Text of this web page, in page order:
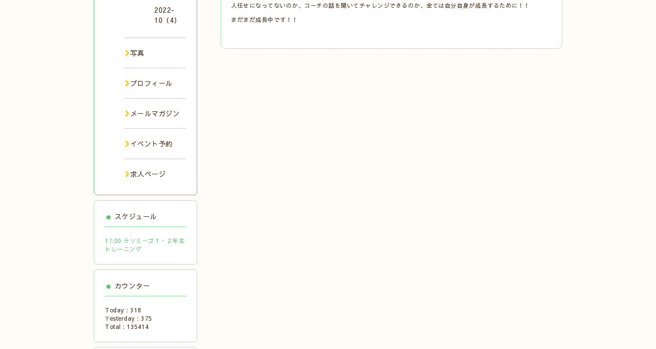
人任せになってないのか、コーチの話を聞いてチャレンジできるのか、全ては自分自身が成長するために！！
まだまだ成長中です！！
2022-
10（4）
写真
プロフィール
メールマガジン
イベント予約
求人ページ
スケジュール
17:00 ラソミーゴ１・２年生
トレーニング
カウンター
Today : 318
Yesterday : 375
Total : 135414